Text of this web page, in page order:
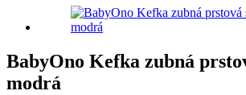
BabyOno Kefka zubná
modrá